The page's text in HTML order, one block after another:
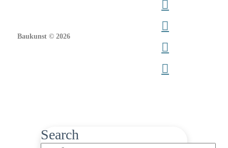
Baukunst © 2026
Search